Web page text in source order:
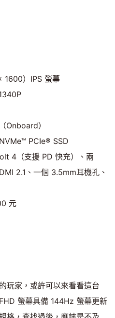
）IPS 螢幕
Onboard）
PCIe® SSD
4（支援 PD 快充）、兩
2.1、一個 3.5mm耳機孔、
元
玩家，或許可以來看看這台
螢幕具備 144Hz 螢幕更新